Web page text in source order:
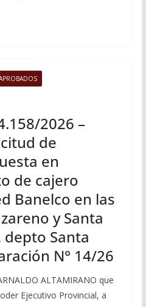
2026 –
de
en
de cajero
Banelco en las
y Santa
Santa
N° 14/26
ALTAMIRANO que
Ejecutivo Provincial, a